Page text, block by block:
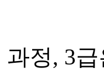
정, 3